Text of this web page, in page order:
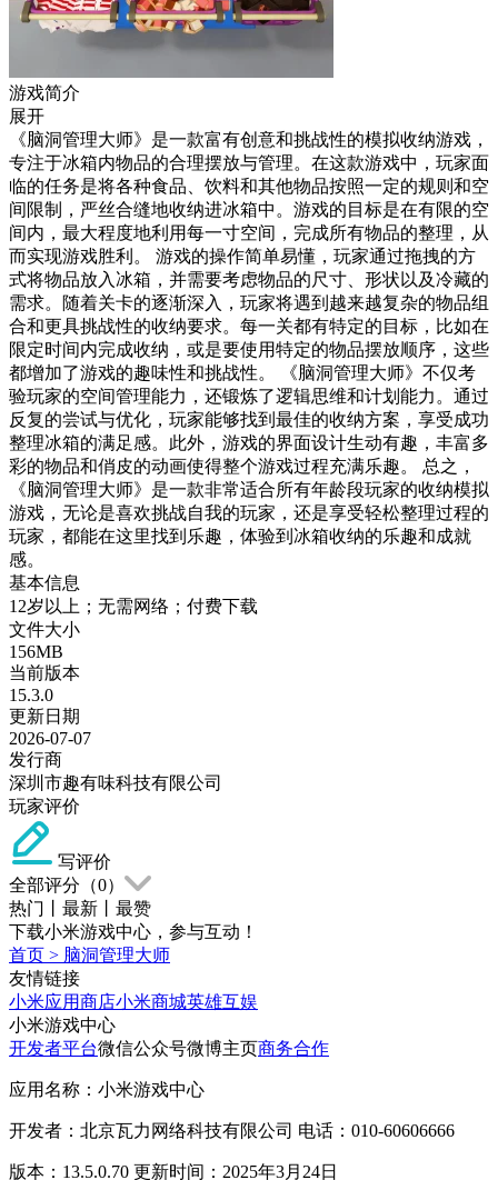
游戏简介
展开
《脑洞管理大师》是一款富有创意和挑战性的模拟收纳游戏，
专注于冰箱内物品的合理摆放与管理。在这款游戏中，玩家面
临的任务是将各种食品、饮料和其他物品按照一定的规则和空
间限制，严丝合缝地收纳进冰箱中。游戏的目标是在有限的空
间内，最大程度地利用每一寸空间，完成所有物品的整理，从
而实现游戏胜利。 游戏的操作简单易懂，玩家通过拖拽的方
式将物品放入冰箱，并需要考虑物品的尺寸、形状以及冷藏的
需求。随着关卡的逐渐深入，玩家将遇到越来越复杂的物品组
合和更具挑战性的收纳要求。每一关都有特定的目标，比如在
限定时间内完成收纳，或是要使用特定的物品摆放顺序，这些
都增加了游戏的趣味性和挑战性。 《脑洞管理大师》不仅考
验玩家的空间管理能力，还锻炼了逻辑思维和计划能力。通过
反复的尝试与优化，玩家能够找到最佳的收纳方案，享受成功
整理冰箱的满足感。此外，游戏的界面设计生动有趣，丰富多
彩的物品和俏皮的动画使得整个游戏过程充满乐趣。 总之，
《脑洞管理大师》是一款非常适合所有年龄段玩家的收纳模拟
游戏，无论是喜欢挑战自我的玩家，还是享受轻松整理过程的
玩家，都能在这里找到乐趣，体验到冰箱收纳的乐趣和成就
感。
基本信息
12岁以上；无需网络；付费下载
文件大小
156MB
当前版本
15.3.0
更新日期
2026-07-07
发行商
深圳市趣有味科技有限公司
玩家评价
写评价
全部评分（0）
热门
最新
最赞
下载小米游戏中心，参与互动！
首页 > 脑洞管理大师
友情链接
小米应用商店小米商城英雄互娱
小米游戏中心
开发者平台微信公众号微博主页商务合作
应用名称：小米游戏中心
开发者：北京瓦力网络科技有限公司 电话：010-60606666
版本：13.5.0.70 更新时间：2025年3月24日